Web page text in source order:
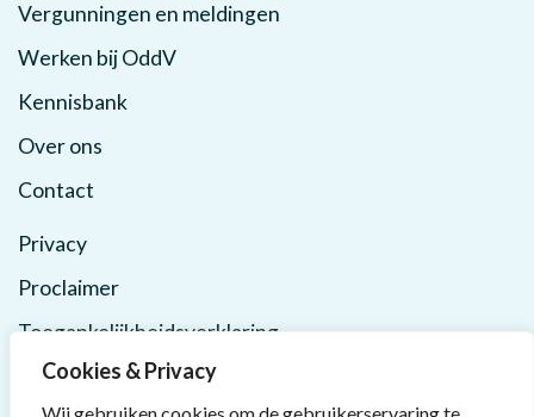
Cookies & Privacy
Vergunningen en meldingen
Werken bij OddV
Kennisbank
Over ons
Contact
Privacy
Proclaimer
Toegankelijkheidsverklaring